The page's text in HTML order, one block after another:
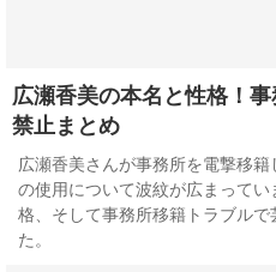
広瀬香美の本名と性格！
禁止まとめ
広瀬香美さんが事務所を電撃移
の使用について波紋が広まって
格、そして事務所移籍トラブル
た。